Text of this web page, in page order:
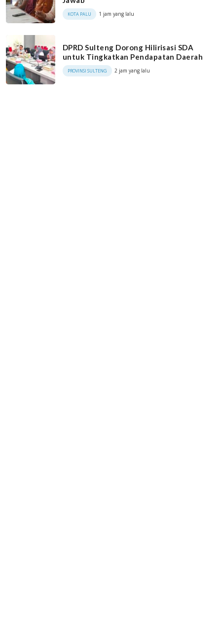
KOTA PALU 1 jam yang lalu
DPRD Sulteng Dorong Hilirisasi SDA
untuk Tingkatkan Pendapatan Daerah
PROVINSI SULTENG 2 jam yang lalu